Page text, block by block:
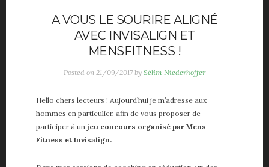
A VOUS LE SOURIRE ALIGNÉ
AVEC INVISALIGN ET
MENSFITNESS !
Posted on 21/09/2017 by Sélim Niederhoffer
Hello chers lecteurs ! Aujourd’hui je m’adresse aux
hommes en particulier, afin de vous proposer de
participer à un jeu concours organisé par Mens
Fitness et Invisalign.
Vie de papa
Voiture